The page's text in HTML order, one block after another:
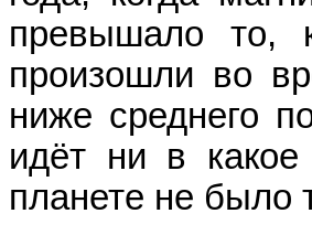
превышало то,
произошли во
ниже среднего
идёт ни в
планете не было